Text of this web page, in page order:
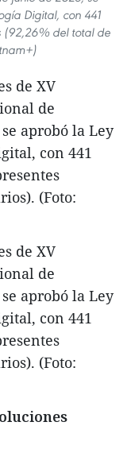
Digital, con 441
(92,26% del total de
de XV
de
aprobó la Ley
con 441
(Foto:
de XV
de
aprobó la Ley
con 441
(Foto: